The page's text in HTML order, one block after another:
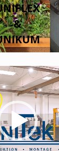
&